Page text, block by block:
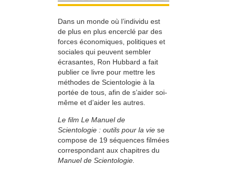
Dans un monde où l’individu est
de plus en plus encerclé par des
forces économiques, politiques et
sociales qui peuvent sembler
écrasantes, Ron Hubbard a fait
publier ce livre pour mettre les
méthodes de Scientologie à la
portée de tous, afin de s’aider soi-
même et d’aider les autres.
Le film Le Manuel de
Scientologie : outils pour la vie se
compose de 19 séquences filmées
correspondant aux chapitres du
Manuel de Scientologie.